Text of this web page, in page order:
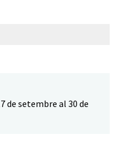
de setembre al 30 de